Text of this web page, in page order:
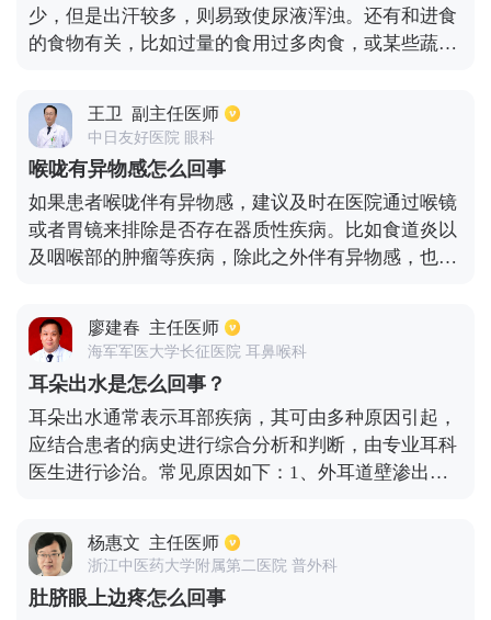
化道出血有关，像是肛裂、肛漏、痔疮等。
少，但是出汗较多，则易致使尿液浑浊。还有和进食
的食物有关，比如过量的食用过多肉食，或某些蔬菜
结晶尿，积聚在膀胱内，排尿时会出现尿白和尿液浑
浊现象。病理性为常见的炎症感染原因，比如尿道黏
膜有炎症，损伤，或某些致病菌侵袭膀胱，以及肾脏
而形成感染，从而也会使尿液异常出现浑浊。
王卫 副主任医师
中日友好医院 眼科
喉咙有异物感怎么回事
如果患者喉咙伴有异物感，建议及时在医院通过喉镜
或者胃镜来排除是否存在器质性疾病。比如食道炎以
及咽喉部的肿瘤等疾病，除此之外伴有异物感，也可
要是患者反复的扁桃体炎发作引起，但也可能是由于
天气变化以及长期喝酒等因素引起咽炎，因此是会容
易使喉咙部位伴有异物感。此时要及时寻找出病因
后，采取相关药物治疗。
廖建春 主任医师
海军军医大学长征医院 耳鼻喉科
耳朵出水是怎么回事？
耳朵出水通常表示耳部疾病，其可由多种原因引起，
应结合患者的病史进行综合分析和判断，由专业耳科
医生进行诊治。常见原因如下：1、外耳道壁渗出性
出。因此，建议患者发现耳道流水，应及时到医院进
行相关检查，并采取相应的治疗措施。
杨惠文 主任医师
浙江中医药大学附属第二医院 普外科
肚脐眼上边疼怎么回事